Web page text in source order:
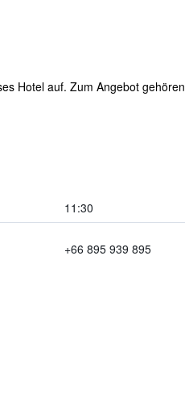
Hotel auf. Zum Angebot gehören
11:30
+66 895 939 895